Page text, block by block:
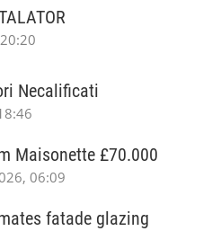
Necalificati
Maisonette £70.000
06:09
fatade glazing